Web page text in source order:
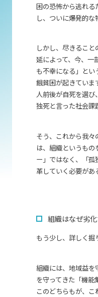
困の恐怖から逃れる
し、ついに爆発的な
しかし、尽きるこ
延によって、今、一
も不幸になる」と
餓貧困が起きていま
人前後が自死を選
独死と言った社会課
そう、これから我
は、組織というも
ー」ではなく、「
革していく必要があ
組織はなぜ劣
もう少し、詳しく掘
組織には、地域益を
を守ってきた「機能
このどちらもが、